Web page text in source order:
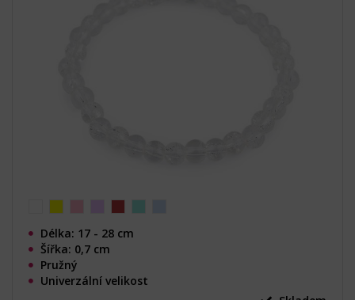
Délka: 17 - 28 cm
Šířka: 0,7 cm
Pružný
Univerzální velikost